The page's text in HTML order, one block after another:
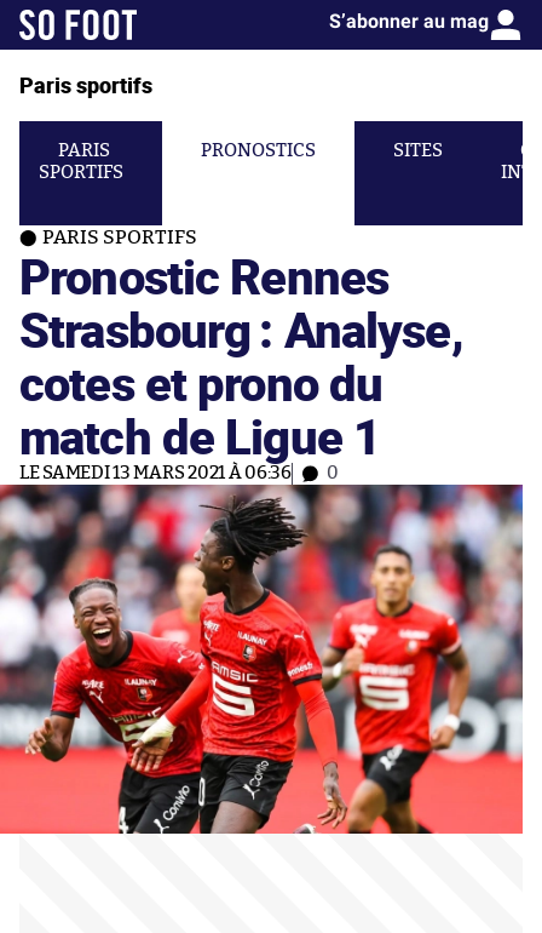
S’abonner au mag
Paris sportifs
PARIS
SPORTIFS
PRONOSTICS SITES
PARIS SPORTIFS
Pronostic Rennes
Strasbourg : Analyse,
cotes et prono du
match de Ligue 1
LE SAMEDI 13 MARS 2021 À 06:36 0